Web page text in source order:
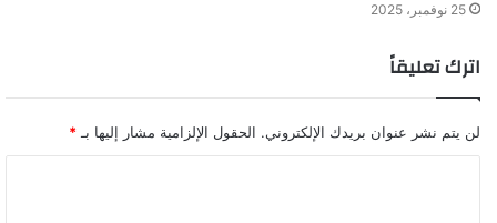
25 نوفمبر، 2025
اترك تعليقاً
لن يتم نشر عنوان بريدك الإلكتروني. الحقول الإلزامية مشار إليها بـ *